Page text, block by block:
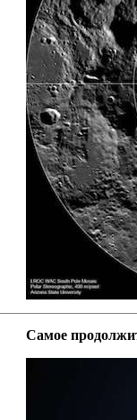
Самое